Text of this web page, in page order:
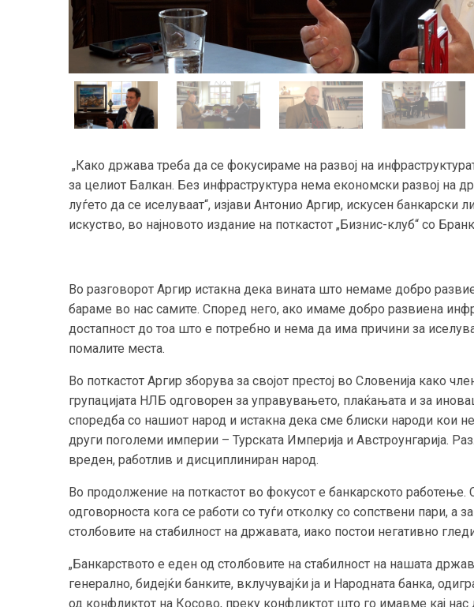
„Како држава треба да се фокусираме на развој на
за целиот Балкан. Без инфраструктура нема економски развој на
луѓето да се иселуваат“, изјави Антонио Аргир, искусен банкарски
искуство, во најновото издание на поткастот „Бизнис-клуб“ со
Во разговорот Аргир истакна дека вината што немаме добро
бараме во нас самите. Според него, ако имаме добро развиена
достапност до тоа што е потребно и нема да има причини за
помалите места.
Во поткастот Аргир зборува за својот престој во Словенија како
групацијата НЛБ одговорен за управувањето, плаќањата и за
споредба со нашиот народ и истакна дека сме блиски народи кои
други поголеми империи – Турската Империја и Австроунгарија.
вреден, работлив и дисциплиниран народ.
Во продолжение на поткастот во фокусот е банкарското работење.
одговорноста кога се работи со туѓи отколку со сопствени пари, а
столбовите на стабилност на државата, иако постои негативно
„Банкарството е еден од столбовите на стабилност на нашата
генерално, бидејќи банките, вклучувајќи ја и Народната банка,
од конфликтот на Косово, преку конфликтот што го имавме кај